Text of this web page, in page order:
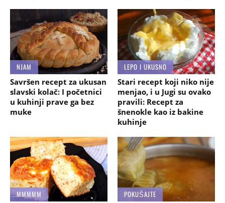
NJAM
Savršen recept za ukusan
slavski kolač: I početnici
u kuhinji prave ga bez
muke
LEPO I UKUSNO
Stari recept koji niko nije
menjao, i u Jugi su ovako
pravili: Recept za
šnenokle kao iz bakine
kuhinje
MMMMM
POKUŠAJTE